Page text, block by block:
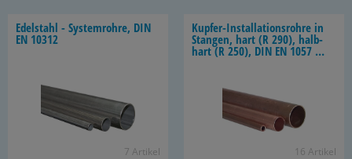
Edel­stahl - Sys­tem­roh­re, DIN
EN 10312
7 Ar­ti­kel
Kupfer-​Installationsrohre in
Stan­gen, hart (R 290), halb­
hart (R 250), DIN EN 1057 /
16 Ar­ti­kel